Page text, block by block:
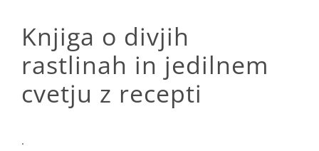
Knjiga o divjih
rastlinah in jedilnem
cvetju z recepti
.